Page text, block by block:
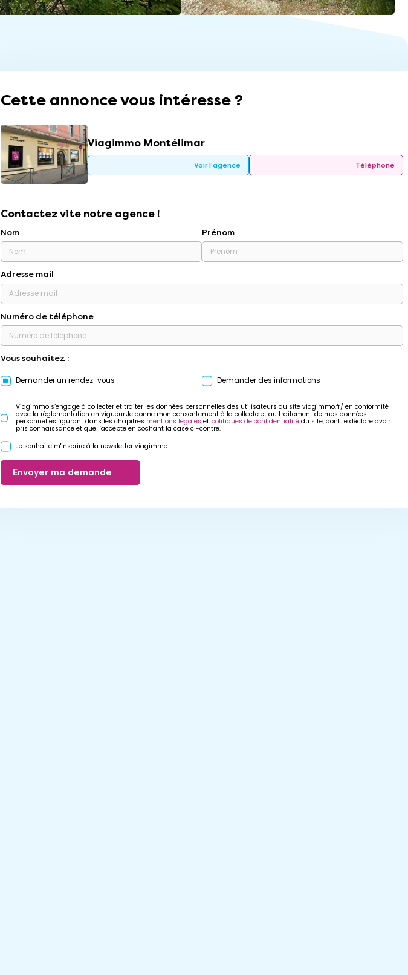
Cette annonce vous intéresse ?
Viagimmo Montélimar
Voir l'agence Téléphone
Contactez vite notre agence !
Nom Prénom
Adresse mail
Numéro de téléphone
Vous souhaitez :
Demander un rendez-vous Demander des informations
Viagimmo s’engage à collecter et traiter les données personnelles des utilisateurs du site viagimmo.fr/ en conformité
avec la réglementation en vigueur.Je donne mon consentement à la collecte et au traitement de mes données
personnelles figurant dans les chapitres mentions légales et politiques de confidentialité du site, dont je déclare avoir
pris connaissance et que j’accepte en cochant la case ci-contre.
Je souhaite m'inscrire à la newsletter viagimmo
Envoyer ma demande